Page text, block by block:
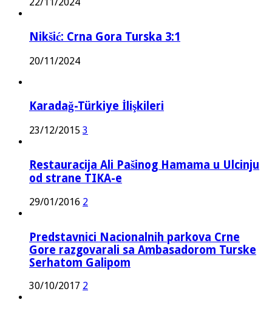
Nikšić: Crna Gora Turska 3:1
20/11/2024
Karadağ-Türkiye İlişkileri
23/12/2015 3
Restauracija Ali Pašinog Hamama u Ulcinju
od strane TIKA-e
29/01/2016 2
Predstavnici Nacionalnih parkova Crne
Gore razgovarali sa Ambasadorom Turske
Serhatom Galipom
30/10/2017 2